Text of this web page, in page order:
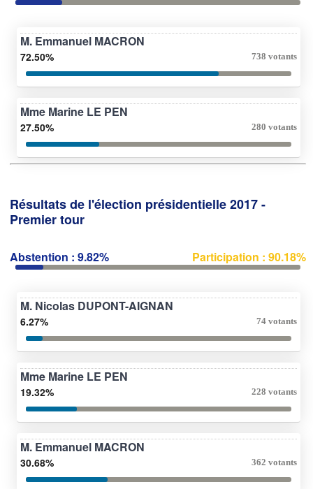
M. Emmanuel MACRON
72.50% 738 votants
Mme Marine LE PEN
27.50% 280 votants
Résultats de l'élection présidentielle 2017 -
Premier tour
Abstention : 9.82% Participation : 90.18%
M. Nicolas DUPONT-AIGNAN
6.27% 74 votants
Mme Marine LE PEN
19.32% 228 votants
M. Emmanuel MACRON
30.68% 362 votants